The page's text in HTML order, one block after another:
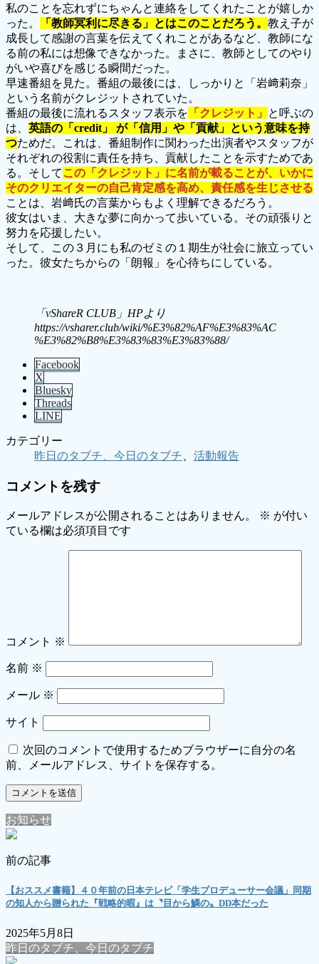
私のことを忘れずにちゃんと連絡をしてくれたことが嬉しか
った。
「教師冥利に尽きる」とはこのことだろう。 教え子が
成長して感謝の言葉を伝えてくれことがあるなど、教師にな
る前の私には想像できなかった。まさに、教師としてのやり
がいや喜びを感じる瞬間だった。
早速番組を見た。番組の最後には、しっかりと「岩﨑莉奈」
という名前がクレジットされていた。
番組の最後に流れるスタッフ表示を 「クレジット」
と呼ぶの
は、 英語の「credit」 が「信用」や「貢献」という意味を持
つためだ。これは、番組制作に関わった出演者やスタッフが
それぞれの役割に責任を持ち、貢献したことを示すためであ
る。そして この「クレジット」に名前が載ることが、いかに
そのクリエイターの自己肯定感を高め、責任感を生じさせる
ことは、岩﨑氏の言葉からもよく理解できるだろう。
彼女はいま、大きな夢に向かって歩いている。その頑張りと
努力を応援したい。
そして、この３月にも私のゼミの１期生が社会に旅立ってい
った。彼女たちからの「朗報」を心待ちにしている。
「vShareR CLUB」HPより
https://vsharer.club/wiki/%E3%82%AF%E3%83%AC
%E3%82%B8%E3%83%83%E3%83%88/
Facebook
X
Bluesky
Threads
LINE
カテゴリー
昨日のタブチ、今日のタブチ
活動報告
コメントを残す
メールアドレスが公開されることはありません。 ※ が付い
ている欄は必須項目です
コメント ※
名前 ※
メール ※
サイト
次回のコメントで使用するためブラウザーに自分の名
前、メールアドレス、サイトを保存する。
お知らせ
前の記事
【おススメ書籍】４０年前の日本テレビ「学生プロデューサー会議」同期
の知人から贈られた『戦略的暇』は〝目から鱗の〟DD本だった
2025年5月8日
昨日のタブチ、今日のタブチ